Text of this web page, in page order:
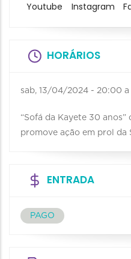
Youtube Instagram
HORÁRIOS
sab, 13/04/2024 - 20:00 a
“Sofá da Kayete 30
promove ação em prol da
ENTRADA
PAGO